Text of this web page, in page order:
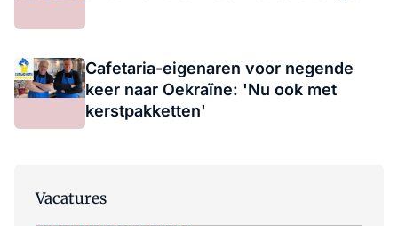
Cafetaria-eigenaren voor negende
keer naar Oekraïne: 'Nu ook met
kerstpakketten'
Vacatures